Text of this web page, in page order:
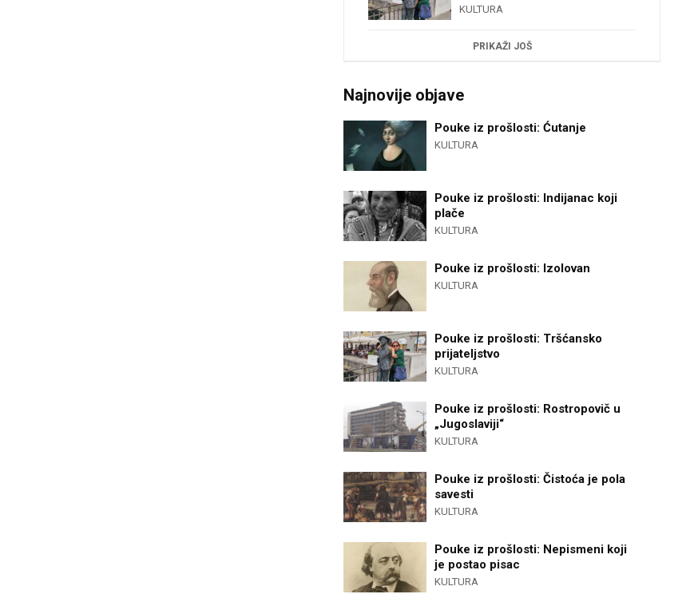
KULTURA
PRIKAŽI JOŠ
Najnovije objave
Pouke iz prošlosti: Ćutanje
KULTURA
Pouke iz prošlosti: Indijanac koji
plače
KULTURA
Pouke iz prošlosti: Izolovan
KULTURA
Pouke iz prošlosti: Tršćansko
prijateljstvo
KULTURA
Pouke iz prošlosti: Rostropovič u
„Jugoslaviji“
KULTURA
Pouke iz prošlosti: Čistoća je pola
savesti
KULTURA
Pouke iz prošlosti: Nepismeni koji
je postao pisac
KULTURA